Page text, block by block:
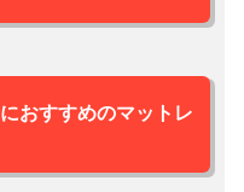
おすすめのマットレ